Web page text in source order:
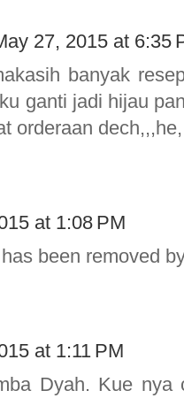
27, 2015 at 6:35
banyak
ganti jadi hijau
orderaan
at 1:08 PM
been removed
at 1:11 PM
Dyah. Kue nya